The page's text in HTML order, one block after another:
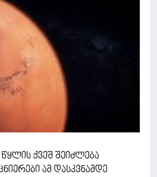
ქვეშ შეიძლება
ამ დასკვნამდე